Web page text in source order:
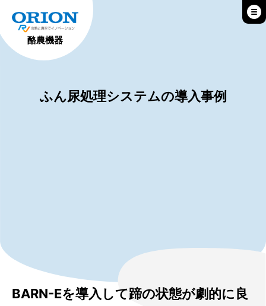
酪農機器
ふん尿処理システムの導入事例
BARN-Eを導入して蹄の状態が劇的に良